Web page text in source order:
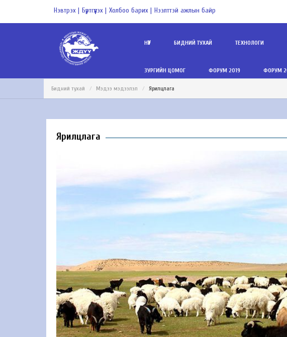
Нэвтрэх | Бүртгүүлэх | Холбоо барих | Нээлттэй ажлын байр
НҮҮР БИДНИЙ ТУХАЙ ТЕХНОЛОГИ
ЗУРГИЙН ЦОМОГ ФОРУМ 2019 ФОРУМ
Бидний тухай Мэдээ мэдээлэл Ярилцлага
Ярилцлага